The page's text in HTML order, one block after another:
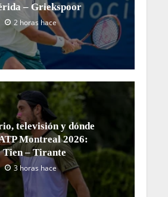
– Griekspoor
2 horas hace
televisión y dónde
Montreal 2026:
Tien – Tirante
3 horas hace